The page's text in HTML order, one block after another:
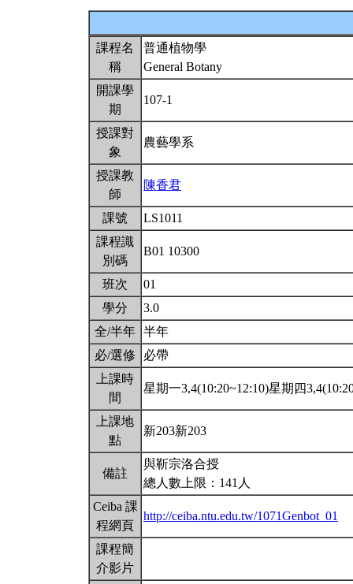
課程名
稱
普通植物學
General Botany
開課學
期
107-1
授課對
象
農藝學系
授課教
師
陳香君
課號
LS1011
課程識
別碼
B01 10300
班次
01
學分
3.0
全/半年 半年
必/選修
必帶
上課時
間
星期一3,4(10:20~12:10)星期四
上課地
點
新203新203
備註
與靳宗洛合授
總人數上限：141人
Ceiba 課
程網頁
http://ceiba.ntu.edu.tw/1071Genbot_01
課程簡
介影片